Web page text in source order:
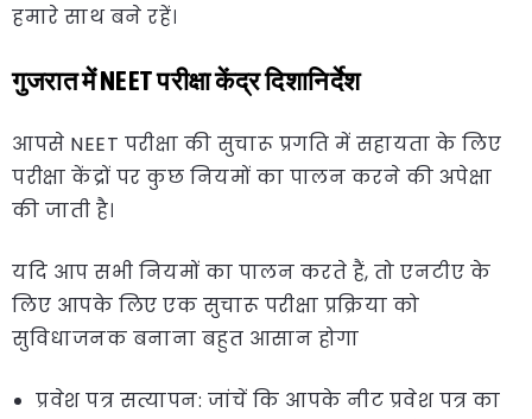
हमारे साथ बने रहें।
गुजरात में NEET परीक्षा केंद्र दिशानिर्देश
आपसे NEET परीक्षा की सुचारू प्रगति में सहायता के लिए
परीक्षा केंद्रों पर कुछ नियमों का पालन करने की अपेक्षा
की जाती है।
यदि आप सभी नियमों का पालन करते हैं, तो एनटीए के
लिए आपके लिए एक सुचारू परीक्षा प्रक्रिया को
सुविधाजनक बनाना बहुत आसान होगा
प्रवेश पत्र सत्यापन: जांचें कि आपके नीट प्रवेश पत्र का